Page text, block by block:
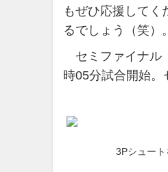
もぜひ応援してく
るでしょう（笑）
セミファイナル
時05分試合開始。
3Pシュー